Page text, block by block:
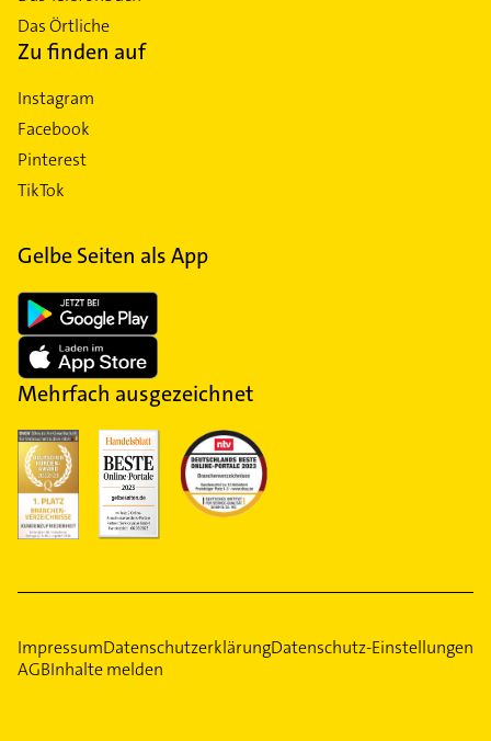
Das Örtliche
Zu finden auf
Instagram
Facebook
Pinterest
TikTok
Gelbe Seiten als App
Mehrfach ausgezeichnet
ImpressumDatenschutzerklärungDatenschutz-Einstellungen
AGBInhalte melden